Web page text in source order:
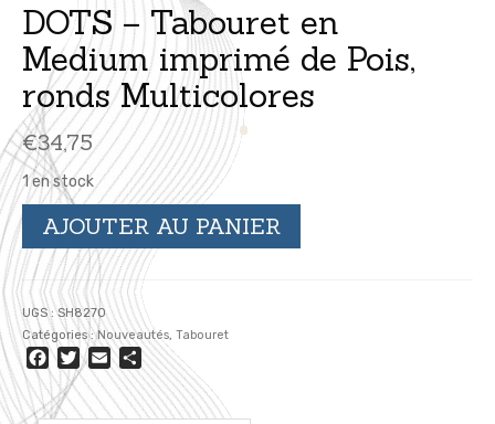
DOTS – Tabouret en
Medium imprimé de Pois,
ronds Multicolores
€34,75
1 en stock
quantité
DOTS
-
Tabouret
en
Medium
imprimé
de
Pois,
AJOUTER AU PANIER
UGS :SH8270
Catégories :Nouveautés, Tabouret
Facebook
Twitter
EmailPartager